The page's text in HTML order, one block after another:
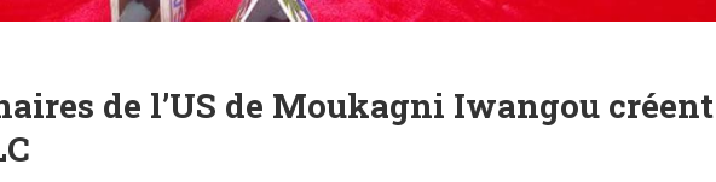
de l’US de Moukagni Iwangou créent